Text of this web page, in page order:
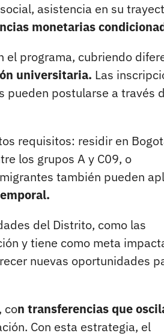
asistencia en su
monetarias
el programa, cubriendo
universitaria. Las
pueden postularse a través
requisitos: residir en
los grupos A y C09, o
también pueden
del Distrito, como las
y tiene como meta
nuevas oportunidades
con transferencias que
Con esta estrategia, el